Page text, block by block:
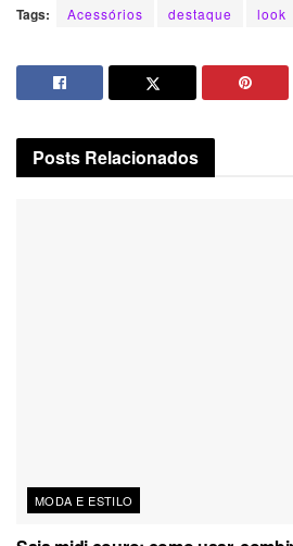
Tags: Acessórios destaque look
Posts Relacionados
MODA E ESTILO